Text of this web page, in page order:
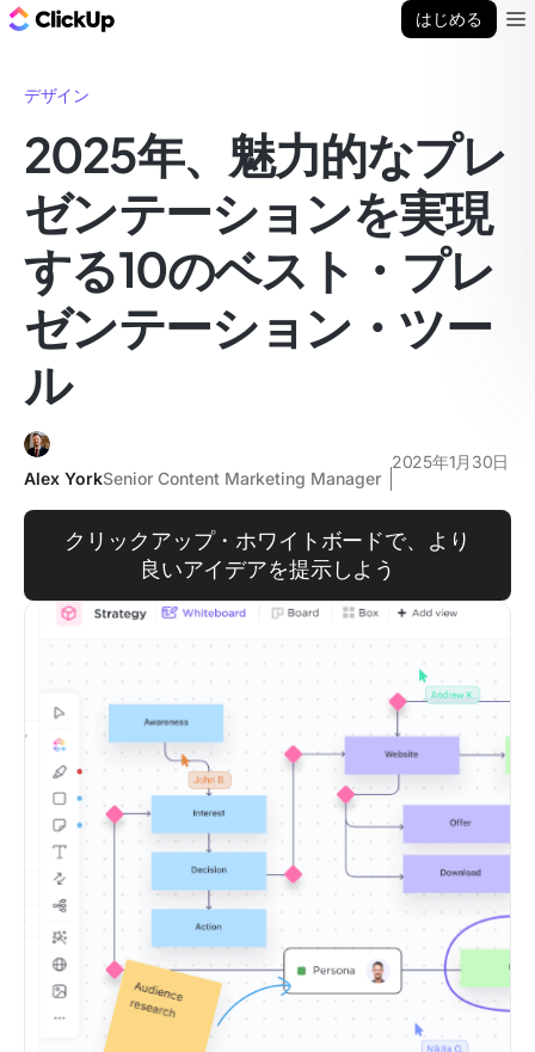
はじめる
デザイン
2025年、魅力的なプレ
ゼンテーションを実現
する10のベスト・プレ
ゼンテーション・ツー
ル
Alex YorkSenior Content Marketing Manager
2025年1月30日
クリックアップ・ホワイトボードで、より
良いアイデアを提示しよう